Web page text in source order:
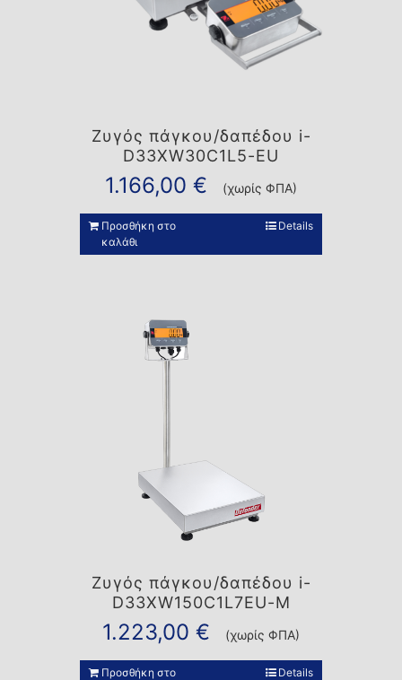
Ζυγός πάγκου/δαπέδου i-
D33XW30C1L5-EU
1.166,00 € (χωρίς ΦΠΑ)
Προσθήκη στο
καλάθι
Details
Ζυγός πάγκου/δαπέδου i-
D33XW150C1L7EU-M
1.223,00 € (χωρίς ΦΠΑ)
Προσθήκη στο
Details